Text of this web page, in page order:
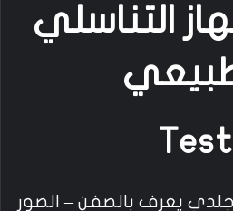
التناسلي
يعرف بالصفن – الصور